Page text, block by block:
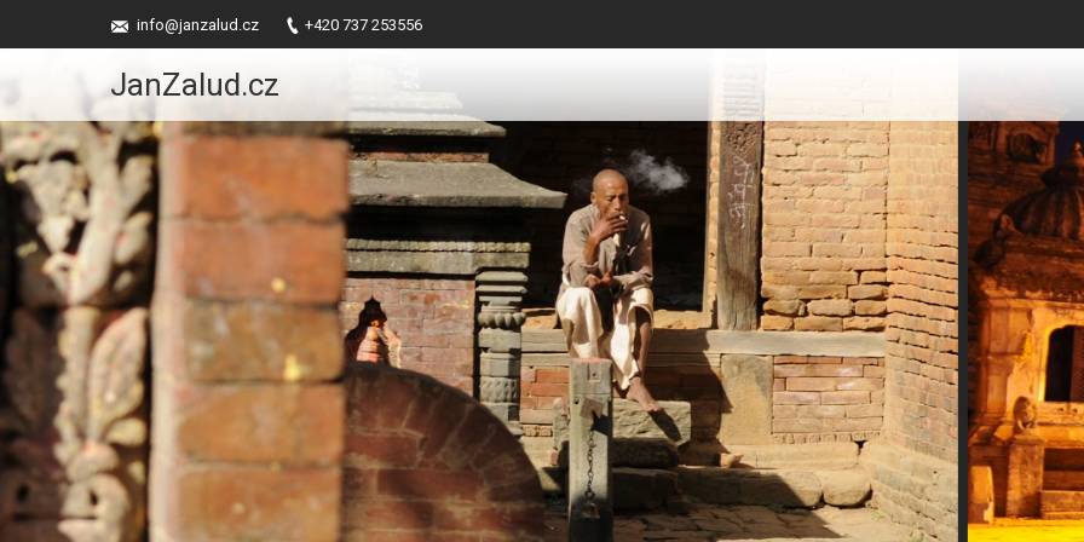
info@janzalud.cz +420 737 253556
JanZalud.cz